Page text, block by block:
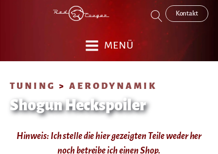
Kontakt
MENÜ
TUNING > AERODYNAMIK
Shogun Heckspoiler
Hinweis: Ich stelle die hier gezeigten Teile weder her
noch betreibe ich einen Shop.